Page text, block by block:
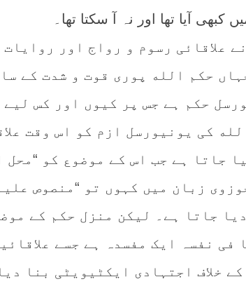
آیا تھا اور نہ آ سکتا تھا۔
علاقائی رسوم و رواج اور
حکم الله پوری قوت و شدت کے
حکم ہے جس پر کیوں اور کس
کی یونیورسل ازم کو اس وقت
جاتا ہے جب اس کے موضوع کو “محل
زبان میں کہوں تو “منصوص
جاتا ہے۔ لیکن منزل حکم کے
فی نفسہ ایک مفسدہ ہے جسے
خلاف اجتہادی ایکٹیویٹی بنا